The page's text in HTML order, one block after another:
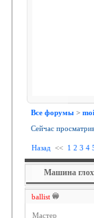
Все форумы >
Сейчас
Назад << 1 2 3 4
Машина
ballist
Мастер